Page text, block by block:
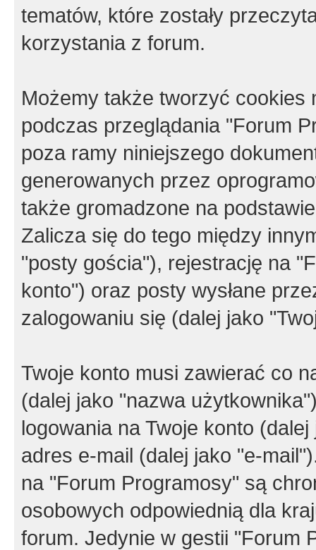
tematów, które zostały
korzystania z forum.
Możemy także tworzyć cookies
podczas przeglądania "Forum
poza ramy niniejszego
generowanych przez
także gromadzone na
Zalicza się do tego między
"posty gościa"), rejestrację na
konto") oraz posty wysłane
zalogowaniu się (dalej jako
Twoje konto musi zawierać co
(dalej jako "nazwa
logowania na Twoje konto
adres e-mail (dalej jako "e-
na "Forum Programosy" są
osobowych odpowiednią dla
forum. Jedynie w gestii "Forum